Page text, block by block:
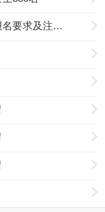
上海中医药大学2014年考生网上报名要求及注意事项